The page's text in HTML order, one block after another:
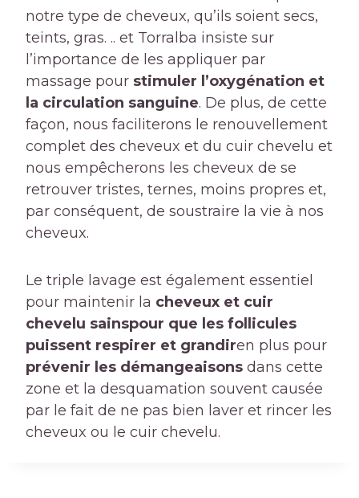
notre type de cheveux, qu’ils soient secs,
teints, gras. .. et Torralba insiste sur
l’importance de les appliquer par
massage pour stimuler l’oxygénation et
la circulation sanguine. De plus, de cette
façon, nous faciliterons le renouvellement
complet des cheveux et du cuir chevelu et
nous empêcherons les cheveux de se
retrouver tristes, ternes, moins propres et,
par conséquent, de soustraire la vie à nos
cheveux.
Le triple lavage est également essentiel
pour maintenir la cheveux et cuir
chevelu sainspour que les follicules
puissent respirer et grandiren plus pour
prévenir les démangeaisons dans cette
zone et la desquamation souvent causée
par le fait de ne pas bien laver et rincer les
cheveux ou le cuir chevelu.